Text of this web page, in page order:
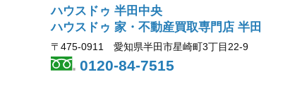
ハウスドゥ 半田中央
ハウスドゥ 家・不動産買取専門店 半田
〒475-0911 愛知県半田市星崎町3丁目22-9
0120-84-7515